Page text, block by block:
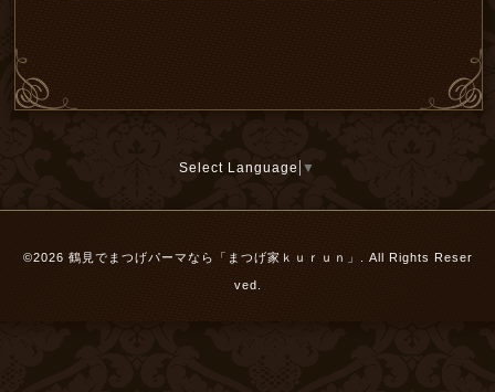
Select Language ▼
©2026 鶴見でまつげパーマなら「まつげ家ｋｕｒｕｎ」 . All Rights Reser
ved.